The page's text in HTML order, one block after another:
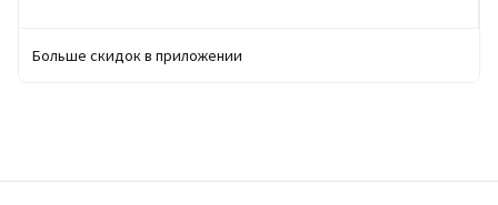
Больше скидок в приложении